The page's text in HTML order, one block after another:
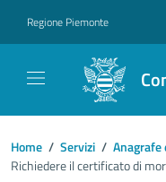
Regione Piemonte
Home / Servizi / Anagrafe
Richiedere il certificato di